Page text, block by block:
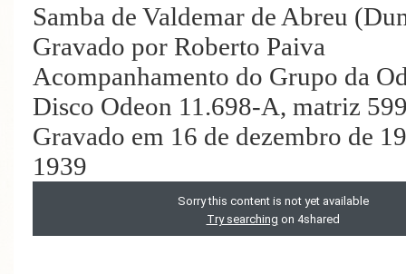
Samba de Valdemar de Abreu
Gravado por Roberto Paiva
Acompanhamento do Grupo da
Disco Odeon 11.698-A, matriz
Gravado em 16 de dezembro de
1939